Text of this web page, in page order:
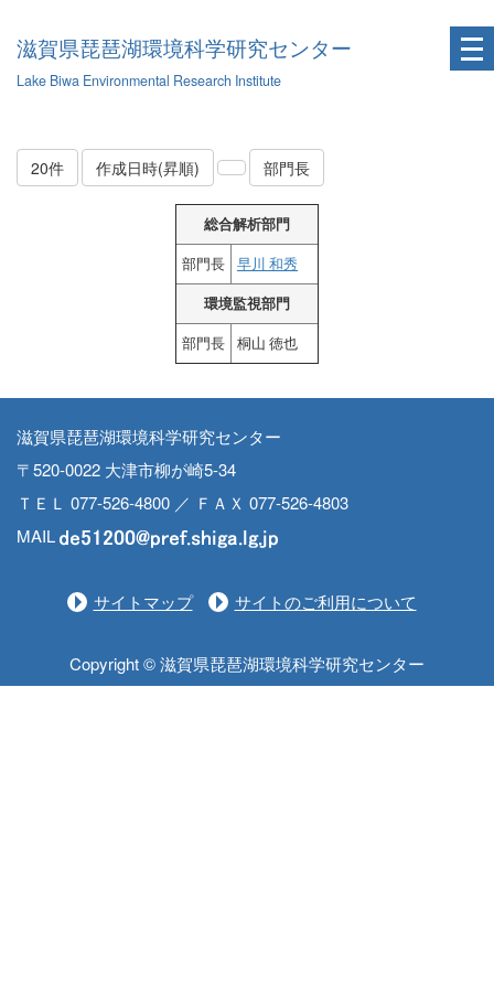
滋賀県琵琶湖環境科学研究センター
Lake Biwa Environmental Research Institute
20件 作成日時(昇順) 部門長
総合解析部門
部門長
早川 和秀
環境監視部門
部門長
桐山 徳也
滋賀県琵琶湖環境科学研究センター
〒520-0022 大津市柳が崎5-34
ＴＥＬ 077-526-4800 ／ ＦＡＸ 077-526-4803
MAIL
サイトマップ サイトのご利用について
Copyright © 滋賀県琵琶湖環境科学研究センター